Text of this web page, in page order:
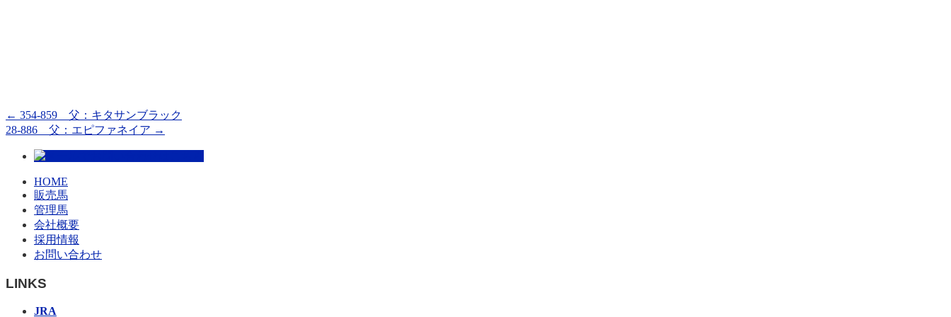
← 354-859 父：キタサンブラック
28-886 父：エピファネイア →
HOME
販売馬
管理馬
会社概要
採用情報
お問い合わせ
LINKS
JRA